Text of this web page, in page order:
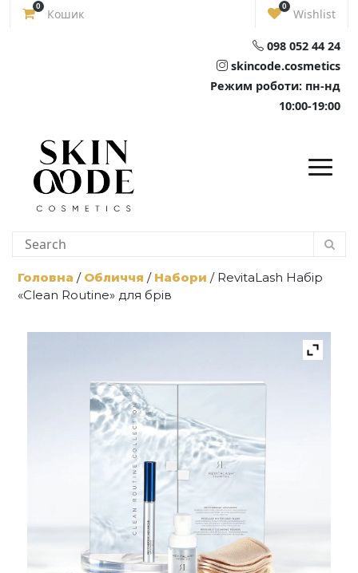
Skip
0
Кошик
0
Wishlist
098 052 44 24
skincode.cosmetics
Режим роботи: пн-нд
10:00-19:00
Головна / Обличчя / Набори / RevitaLash Набір
«Clean Routine» для брів